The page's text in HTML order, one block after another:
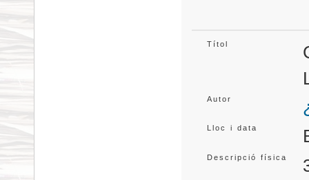
Títol
Autor
Lloc i data
Descripció física